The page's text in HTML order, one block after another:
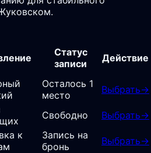
Статус
записи
Действие
Осталось 1
место
Выбрать→
Свободно Выбрать→
к
Запись на
бронь
Выбрать→